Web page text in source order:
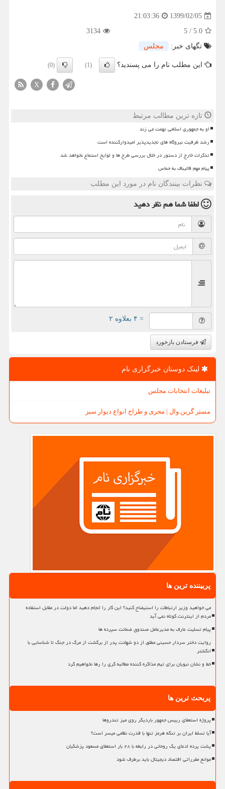
1399/02/05
21:03:36
5.0
/
5
3134
تگهای خبر:
مجلس
این مطلب نام را می پسندید؟ (1)
(0)
X
تازه ترین مطالب مرتبط
او به جمهوری اسلامی تهمت می زند
رشد ظرفیت نیروگاه های تجدیدپذیر امیدوارکننده است
تذکرات خارج از دستور در خلال بررسی طرح ها و لوایح استماع نخواهد شد
پیام مهم قالیباف به حماس
نظرات بینندگان نام در مورد این مطلب
لطفا شما همنظر دهید
= ۴ بعلاوه ۲
فرستادن بازخورد
لینک دوستان خبرگزاری نام
تبلیغات انتخابات مجلس
مستر گرین وال | مجری و طراح انواع دیوار سبز
پربیننده ترین ها
می خواهید وزیر ارتباطات را استیضاح کنید؟ این کار را انجام دهید اما دولت در مقابل استفاده
مردم از اینترنت کوتاه نمی آید
پیام تسلیت عارف به مدیرعامل صندوق ضمانت سپرده ها
روایت دختر سردار حسینی مطلق از دو شهادت پدر از برگشت از مرگ در جنگ تا شناسایی با
انگشتر
خط و نشان نبویان برای تیم مذاکره کننده مطالبه گری را رها نخواهیم کرد
پربحث ترین ها
پروژه استعفای رییس جمهور باردیگر روی میز تندروها
آیا تسلط ایران بر تنگه هرمز تنها با قدرت نظامی میسر است؟
پشت پرده ادعای یک روحانی در رابطه با ۲۸ بار استعفای مسعود پزشکیان
موانع مقرراتی اقتصاد دیجیتال باید برطرف شود